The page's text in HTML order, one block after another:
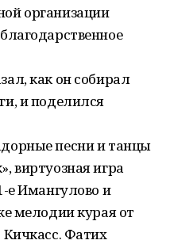
организации
как он собирал
и поделился
песни и танцы
виртуозная игра
е Имангулово и
мелодии курая от
Фатих